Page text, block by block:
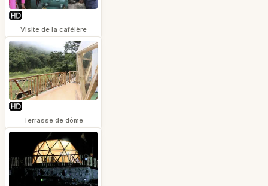
Visite de la caféière
Terrasse de dôme